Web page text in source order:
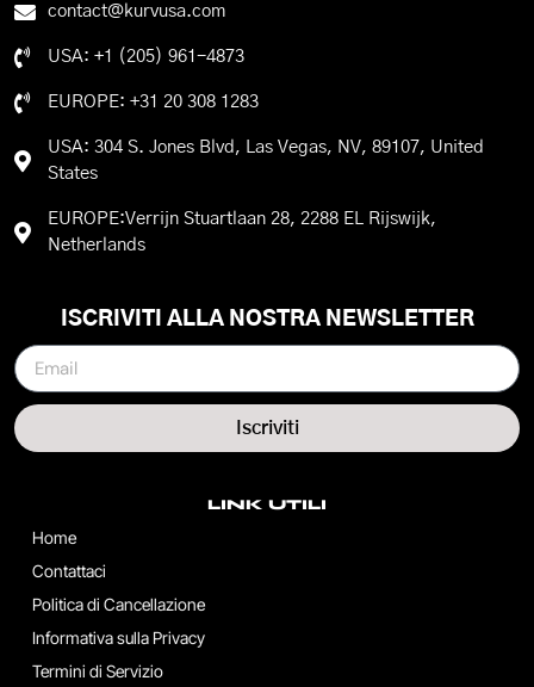
contact@kurvusa.com
USA: +1 (205) 961-4873
EUROPE: +31 20 308 1283
USA: 304 S. Jones Blvd, Las Vegas, NV, 89107, United
States
EUROPE:Verrijn Stuartlaan 28, 2288 EL Rijswijk,
Netherlands
LINK UTILI
Home
Contattaci
Politica di Cancellazione
Informativa sulla Privacy
Termini di Servizio
ISCRIVITI ALLA NOSTRA NEWSLETTER
Iscriviti